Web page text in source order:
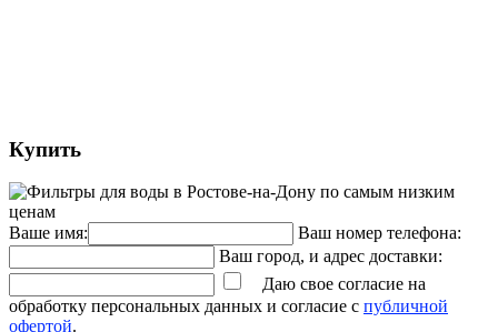
Купить
Ваше имя:
Ваш номер телефона:
Ваш город, и адрес доставки:
Даю свое согласие на
обработку персональных данных и согласие с публичной
офертой.